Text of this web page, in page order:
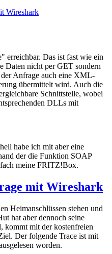
Wireshark
erreichbar. Das ist fast wie ein
Daten nicht per GET sondern
Anfrage auch eine XML-
übermittelt wird. Auch die
Schnittstelle, wobei
DLLs mit
habe ich mit aber eine
der die Funktion SOAP
meine FRITZ!Box.
mit Wireshark
Heimanschlüssen stehen und
hat aber dennoch seine
kommt mit der kostenfreien
Der folgende Trace ist mit
worden.